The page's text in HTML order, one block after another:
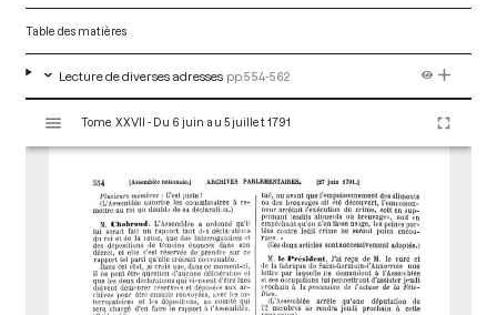
Table des matières
Lecture de diverses adresses pp.554-562
s
Tome XXVII - Du 6 juin au 5 juillet 1791